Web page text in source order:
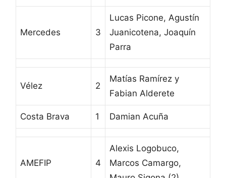
Mercedes 3
Lucas Picone, Agustín
Juanicotena, Joaquín
Parra
Vélez 2
Matías Ramírez y
Fabian Alderete
Costa Brava 1 Damian Acuña
AMEFIP 4
Alexis Logobuco,
Marcos Camargo,